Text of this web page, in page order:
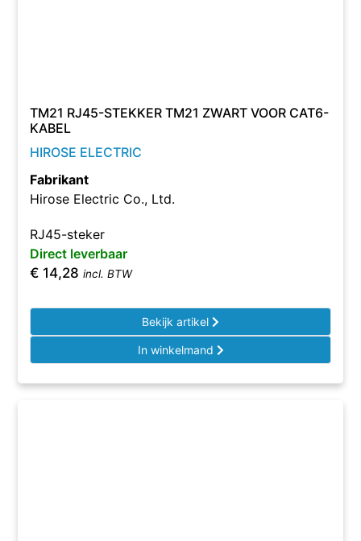
TM21 RJ45-STEKKER TM21 ZWART VOOR CAT6-
KABEL
HIROSE ELECTRIC
Fabrikant
Hirose Electric Co., Ltd.
RJ45-steker
Direct leverbaar
€ 14,28 incl. BTW
Bekijk artikel
In winkelmand